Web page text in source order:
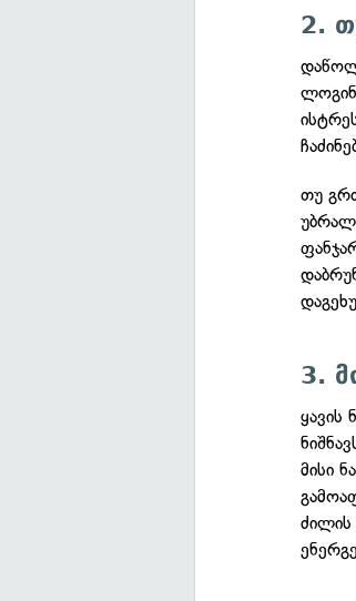
2.
თუ
3.
ყავის
მისი
ძილის